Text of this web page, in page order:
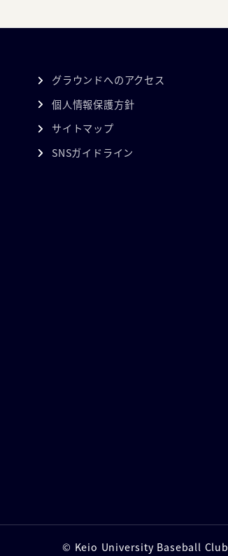
グラウンドへのアクセス
個人情報保護方針
サイトマップ
SNSガイドライン
© Keio University Baseball Club